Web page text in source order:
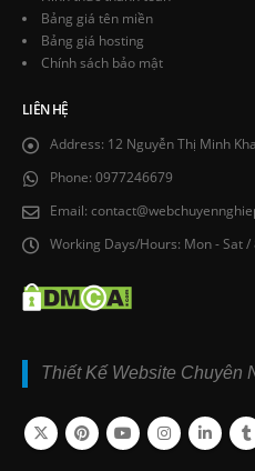
Bảng giá tên miền
Bảng giá hosting
Chính sách bảo mật
LIÊN HỆ
Address: 12 Nguyễn Thị Minh
Phone: 0977246679
Email:
Working Days/Hours: Mon - Sat
Thiết Kế Website Chuyên